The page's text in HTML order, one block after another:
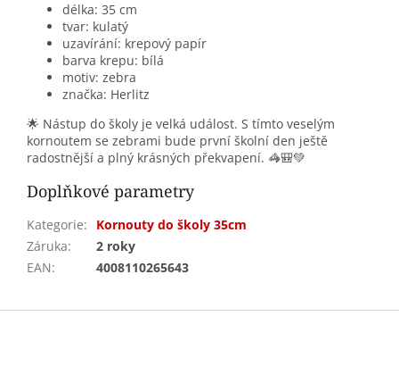
délka: 35 cm
tvar: kulatý
uzavírání: krepový papír
barva krepu: bílá
motiv: zebra
značka: Herlitz
🌟 Nástup do školy je velká událost. S tímto veselým
kornoutem se zebrami bude první školní den ještě
radostnější a plný krásných překvapení. 🦓🎒💚
Doplňkové parametry
Kategorie:
Kornouty do školy 35cm
Záruka:
2 roky
EAN: 4008110265643
Z